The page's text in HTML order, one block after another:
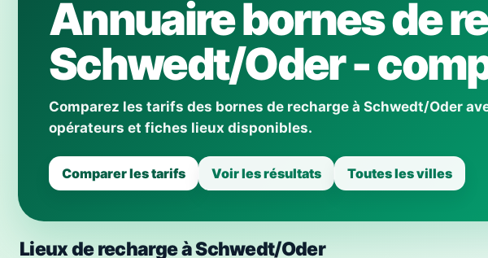
Annuaire bornes de
Schwedt/Oder -
Comparez les tarifs des bornes de recharge à Schwedt/Oder
opérateurs et fiches lieux disponibles.
Comparer les tarifs Voir les résultats Toutes les villes
Lieux de recharge à Schwedt/Oder